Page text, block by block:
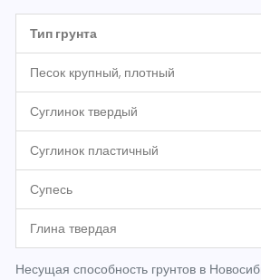
Несущая способность грунтов в
Тип грунта
Песок крупный, плотный
Суглинок твердый
Суглинок пластичный
Супесь
Глина твердая